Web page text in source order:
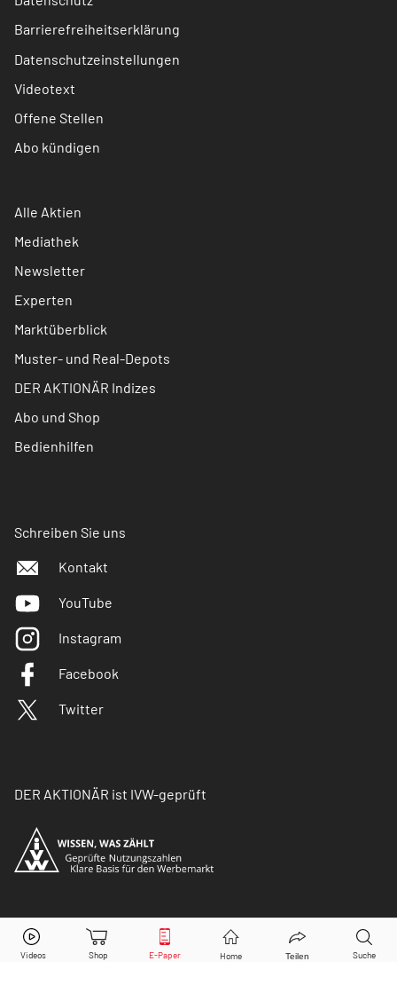
Barrierefreiheitserklärung
Datenschutzeinstellungen
Videotext
Offene Stellen
Abo kündigen
Alle Aktien
Mediathek
Newsletter
Experten
Marktüberblick
Muster- und Real-Depots
DER AKTIONÄR Indizes
Abo und Shop
Bedienhilfen
Schreiben Sie uns
Kontakt
YouTube
Instagram
Facebook
Twitter
DER AKTIONÄR ist IVW-geprüft
© Copyright 2026 Börsenmedien AG. Alle Rechte